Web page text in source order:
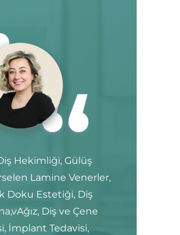
Hekimliği, Gülüş
Lamine Venerler,
Doku Estetiği, Diş
Diş ve Çene
İmplant Tedavisi,